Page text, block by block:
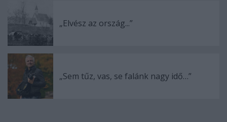
„Elvész az ország...”
„Sem tűz, vas, se falánk nagy idő…”